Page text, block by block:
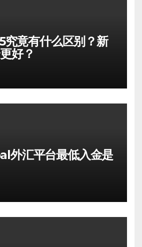
竟有什么区别？新
好？
外汇平台最低入金是